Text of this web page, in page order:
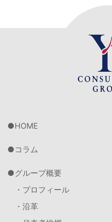
HOME
コラム
グループ概要
・プロフィール
・沿革